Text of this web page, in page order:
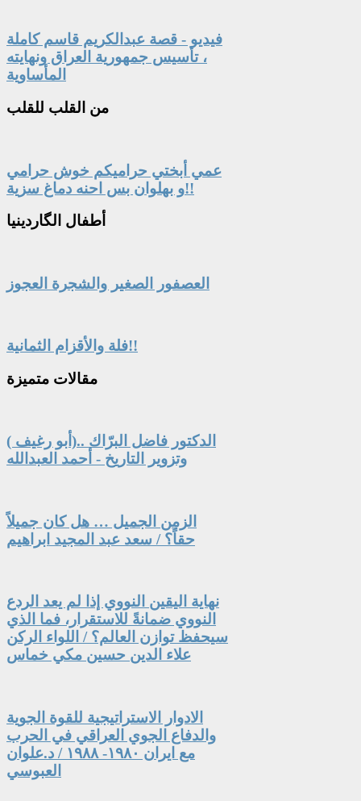
فيديو - قصة عبدالكريم قاسم كاملة
، تأسيس جمهورية العراق ونهايته
المأساوية
من القلب للقلب
عمي أبختي حراميكم خوش حرامي
و بهلوان بس احنه دماغ سزية!!
أطفال الگاردينيا
العصفور الصغير والشجرة العجوز
فلة والأقزام الثمانية!!
مقالات متميزة
الدكتور فاضل البرّاك ..(أبو رغيف )
وتزوير التاريخ - أحمد العبدالله
الزمن الجميل … هل كان جميلاً
حقاً؟ / سعد عبد المجيد ابراهيم
نهاية اليقين النووي إذا لم يعد الردع
النووي ضمانةً للاستقرار، فما الذي
سيحفظ توازن العالم؟ / اللواء الركن
علاء الدين حسين مكي خماس
الادوار الاستراتيجية للقوة الجوية
والدفاع الجوي العراقي في الحرب
مع ايران ١٩٨٠- ١٩٨٨ / د.علوان
العبوسي